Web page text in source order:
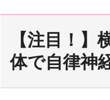
【注目！
体で自律神